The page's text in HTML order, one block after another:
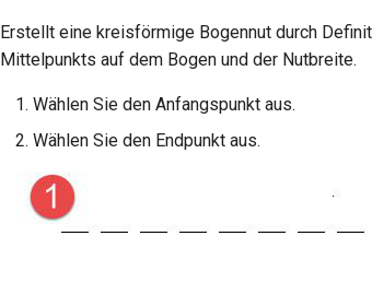
Erstellt eine kreisförmige Bogennut durch
Mittelpunkts auf dem Bogen und der Nutbreite.
Wählen Sie den Anfangspunkt aus.
Wählen Sie den Endpunkt aus.